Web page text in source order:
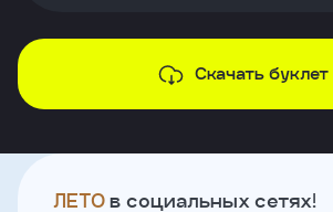
Скачать буклет
ЛЕТО в социальных сетях!